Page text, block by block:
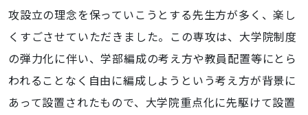
攻設立の理念を保っていこうとする先生方が多く、楽し
くすごさせていただきました。この専攻は、大学院制度
の弾力化に伴い、学部編成の考え方や教員配置等にとら
われることなく自由に編成しようという考え方が背景に
あって設置されたもので、大学院重点化に先駆けて設置